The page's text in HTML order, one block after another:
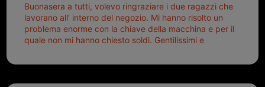
Buonasera a tutti, volevo ringraziare i due ragazzi che
lavorano all’ interno del negozio. Mi hanno risolto un
problema enorme con la chiave della macchina e per il
quale non mi hanno chiesto soldi. Gentilissimi e
Sicuramente tornerò qui per qualsiasi altro problema.